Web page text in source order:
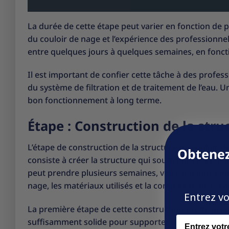
La durée de cette étape peut varier en fonction de
du couloir de nage et l’expérience des
entre quelques jours à quelques semaines, en
Il est important de confier cette tâche à des
du système de filtration et de traitement de l’eau.
bon fonctionnement à long terme.
Étape : Construction de la
L’étape de construction de la structure du couloir
consiste à créer la structure qui soutiendra le
peut prendre plusieurs semaines, voire quelques
nage, les matériaux utilisés et la complexité de la
La première étape de cette construction est de
suffisamment solide pour supporter la structure.
Entrez
Name